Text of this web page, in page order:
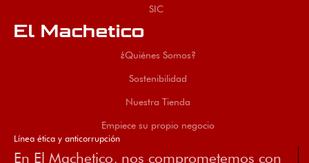
SIC
El Machetico
¿Quiénes Somos?
Sostenibilidad
Nuestra Tienda
Empiece su propio negocio
Línea ética y anticorrupción
En El Machetico, nos comprometemos con